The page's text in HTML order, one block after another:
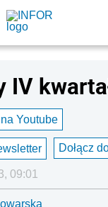
IV
Youtube
Dołącz
09:01